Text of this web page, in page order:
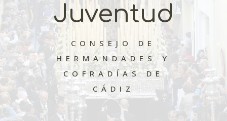
Juventud
CONSEJO DE
HERMANDADES Y
COFRADÍAS DE
CÁDIZ